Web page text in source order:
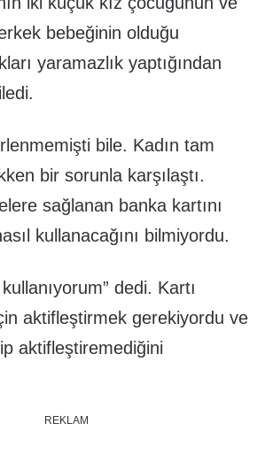
bebeğinin olduğu
yaramazlık yaptığından
bile. Kadın tam
bir sorunla karşılaştı.
sağlanan banka kartını
kullanacağını bilmiyordu.
dedi. Kartı
aktifleştirmek gerekiyordu ve
aktifleştiremediğini
REKLAM